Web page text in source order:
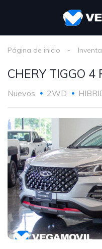
Página de inicio
CHERY TIGGO 4
Nuevos 2WD